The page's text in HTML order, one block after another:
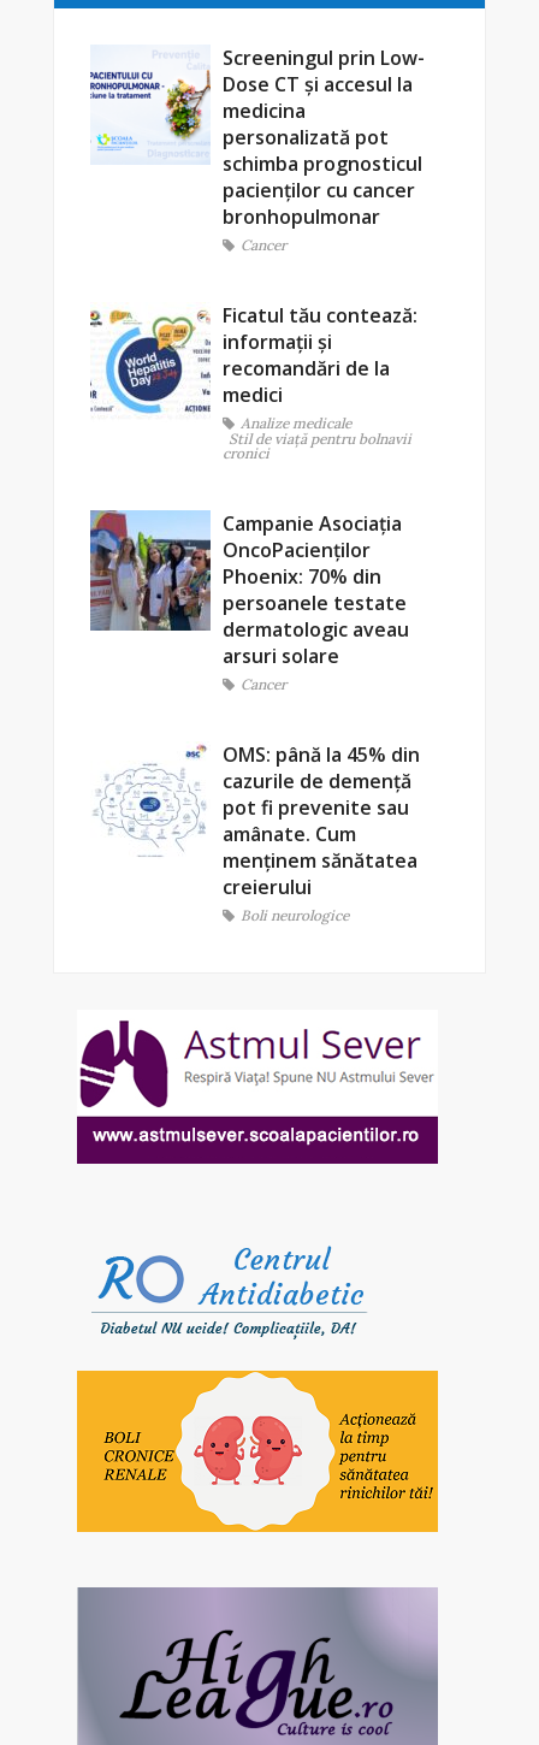
Screeningul prin Low-
Dose CT și accesul la
medicina
personalizată pot
schimba prognosticul
pacienților cu cancer
bronhopulmonar
Cancer
Ficatul tău contează:
informații și
recomandări de la
medici
Analize medicale
Stil de viaţă pentru bolnavii
cronici
Campanie Asociația
OncoPacienților
Phoenix: 70% din
persoanele testate
dermatologic aveau
arsuri solare
Cancer
OMS: până la 45% din
cazurile de demență
pot fi prevenite sau
amânate. Cum
menținem sănătatea
creierului
Boli neurologice